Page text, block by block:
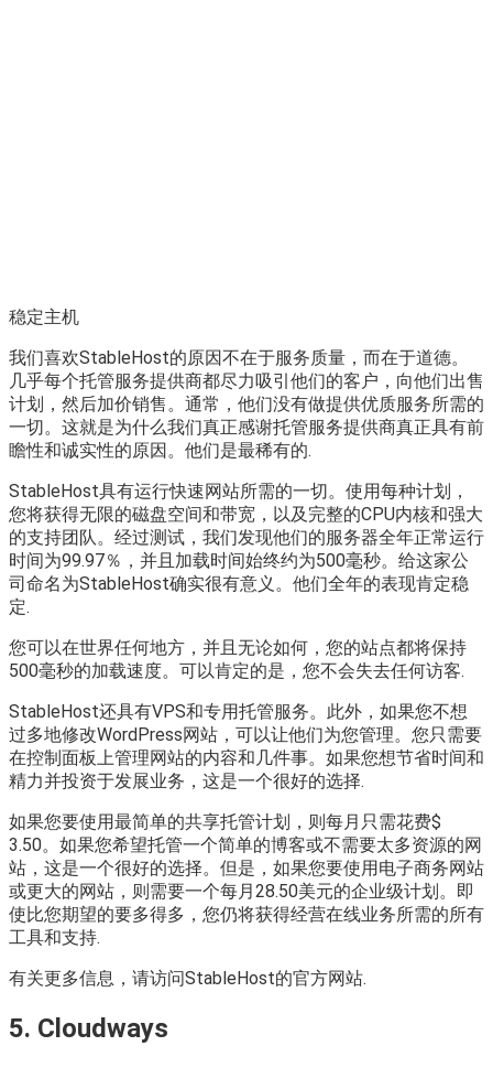
稳定主机
我们喜欢StableHost的原因不在于服务质量，而在于道德。
几乎每个托管服务提供商都尽力吸引他们的客户，向他们出售
计划，然后加价销售。通常，他们没有做提供优质服务所需的
一切。这就是为什么我们真正感谢托管服务提供商真正具有前
瞻性和诚实性的原因。他们是最稀有的.
StableHost具有运行快速网站所需的一切。使用每种计划，
您将获得无限的磁盘空间和带宽，以及完整的CPU内核和强大
的支持团队。经过测试，我们发现他们的服务器全年正常运行
时间为99.97％，并且加载时间始终约为500毫秒。给这家公
司命名为StableHost确实很有意义。他们全年的表现肯定稳
定.
您可以在世界任何地方，并且无论如何，您的站点都将保持
500毫秒的加载速度。可以肯定的是，您不会失去任何访客.
StableHost还具有VPS和专用托管服务。此外，如果您不想
过多地修改WordPress网站，可以让他们为您管理。您只需要
在控制面板上管理网站的内容和几件事。如果您想节省时间和
精力并投资于发展业务，这是一个很好的选择.
如果您要使用最简单的共享托管计划，则每月只需花费$
3.50。如果您希望托管一个简单的博客或不需要太多资源的网
站，这是一个很好的选择。但是，如果您要使用电子商务网站
或更大的网站，则需要一个每月28.50美元的企业级计划。即
使比您期望的要多得多，您仍将获得经营在线业务所需的所有
工具和支持.
有关更多信息，请访问StableHost的官方网站.
5. Cloudways